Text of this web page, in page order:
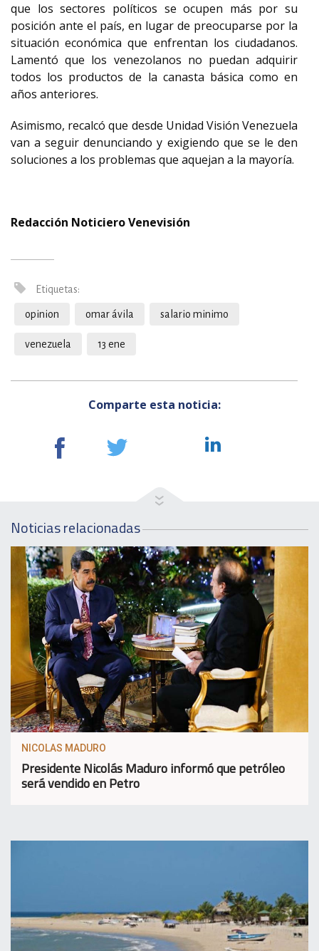
que los sectores políticos se ocupen más por su
posición ante el país, en lugar de preocuparse por la
situación económica que enfrentan los ciudadanos.
Lamentó que los venezolanos no puedan adquirir
todos los productos de la canasta básica como en
años anteriores.
Asimismo, recalcó que desde Unidad Visión Venezuela
van a seguir denunciando y exigiendo que se le den
soluciones a los problemas que aquejan a la mayoría.
Redacción Noticiero Venevisión
Etiquetas:
opinion omar ávila salario minimo
venezuela 13 ene
Comparte esta noticia:
Noticias relacionadas
NICOLAS MADURO
Presidente Nicolás Maduro informó que petróleo
será vendido en Petro